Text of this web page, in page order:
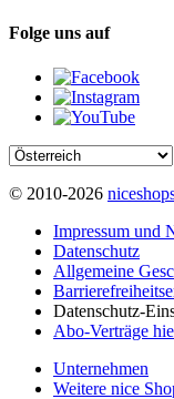
Folge uns auf
© 2010-2026
Impressum und
Datenschutz
Allgemeine
Datenschutz-
Abo-Verträge
Unternehmen
Weitere nice